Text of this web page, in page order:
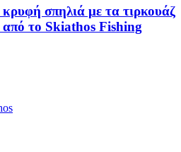
σπηλιά με τα τιρκουάζ
το Skiathos Fishing